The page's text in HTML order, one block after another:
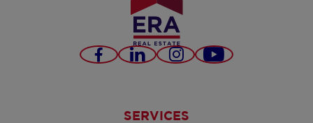
Facebook
LinkedInInstagramYouTube
SERVICES